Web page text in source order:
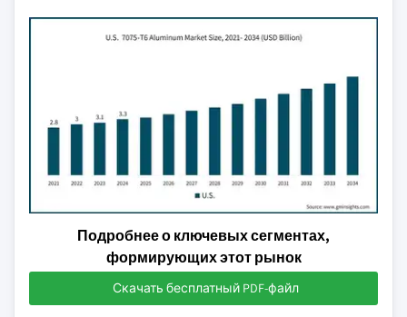
Подробнее о ключевых сегментах,
формирующих этот рынок
Скачать бесплатный PDF-файл